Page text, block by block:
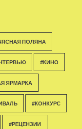
ПОЛЯНА
#КИНО
ЯРМАРКА
#КОНКУРС
#РЕЦЕНЗИИ